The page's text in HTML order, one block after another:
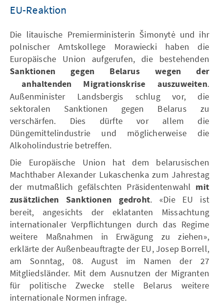
EU-Reaktion
Die litauische Premierministerin Šimonytė und ihr
polnischer Amtskollege Morawiecki haben die
Europäische Union aufgerufen, die bestehenden
Sanktionen gegen Belarus wegen der
anhaltenden Migrationskrise auszuweiten.
Außenminister Landsbergis schlug vor, die
sektoralen Sanktionen gegen Belarus zu
verschärfen. Dies dürfte vor allem die
Düngemittelindustrie und möglicherweise die
Alkoholindustrie betreffen.
Die Europäische Union hat dem belarusischen
Machthaber Alexander Lukaschenka zum Jahrestag
der mutmaßlich gefälschten Präsidentenwahl mit
zusätzlichen Sanktionen gedroht. «Die EU ist
bereit, angesichts der eklatanten Missachtung
internationaler Verpflichtungen durch das Regime
weitere Maßnahmen in Erwägung zu ziehen»,
erklärte der Außenbeauftragte der EU, Josep Borrell,
am Sonntag, 08. August im Namen der 27
Mitgliedsländer. Mit dem Ausnutzen der Migranten
für politische Zwecke stelle Belarus weitere
internationale Normen infrage.